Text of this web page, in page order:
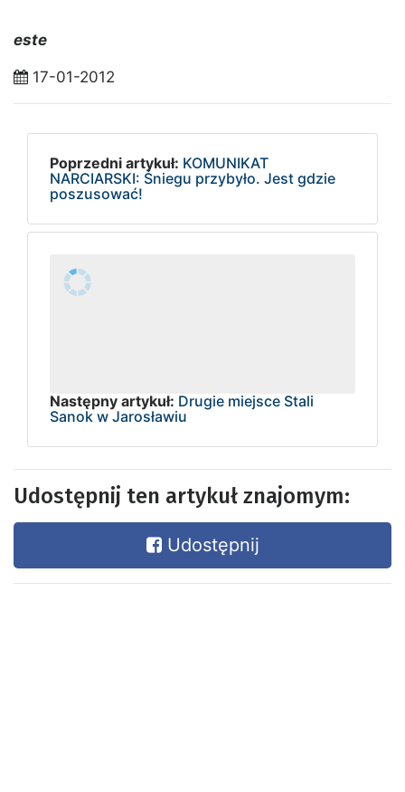
este
17-01-2012
Poprzedni artykuł: KOMUNIKAT
NARCIARSKI: Śniegu przybyło. Jest gdzie
poszusować!
Następny artykuł: Drugie miejsce Stali
Sanok w Jarosławiu
Udostępnij ten artykuł znajomym:
Udostępnij